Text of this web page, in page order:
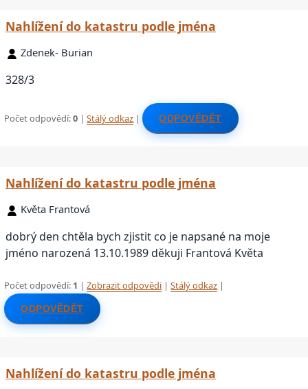
Nahlížení do katastru podle jména
Zdenek- Burian
328/3
Počet odpovědí:0 |Stálý odkaz | ODPOVĚDĚT
Nahlížení do katastru podle jména
Květa Frantová
dobrý den chtěla bych zjistit co je napsané na moje
jméno narozená 13.10.1989 děkuji Frantová Květa
Počet odpovědí: 1 |Zobrazit odpovědi |Stálý odkaz |
ODPOVĚDĚT
Nahlížení do katastru podle jména